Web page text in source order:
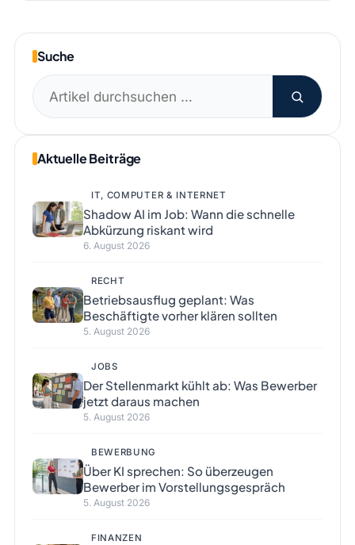
Suche
Suchen
nach:
Aktuelle Beiträge
IT, COMPUTER & INTERNET
Shadow AI im Job: Wann die schnelle
Abkürzung riskant wird
6. August 2026
RECHT
Betriebsausflug geplant: Was
Beschäftigte vorher klären sollten
5. August 2026
JOBS
Der Stellenmarkt kühlt ab: Was Bewerber
jetzt daraus machen
5. August 2026
BEWERBUNG
Über KI sprechen: So überzeugen
Bewerber im Vorstellungsgespräch
5. August 2026
FINANZEN